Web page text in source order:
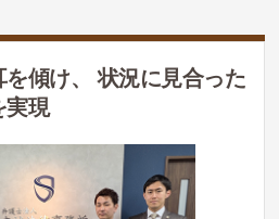
傾け、 状況に見合った
実現